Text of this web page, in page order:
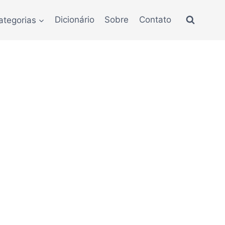
Dicionário Sobre Contato